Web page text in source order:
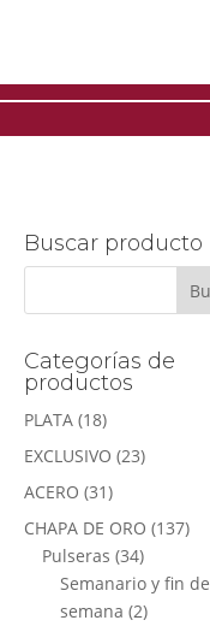
Buscar producto
Categorías de
productos
PLATA (18)
EXCLUSIVO (23)
ACERO (31)
CHAPA DE ORO (137)
Pulseras (34)
Semanario y fin de
semana (2)